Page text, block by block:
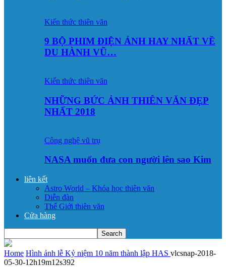
Kiến thức thiên văn
9 BỘ PHIM ĐIỆN ẢNH HAY NHẤT VỀ
DU HÀNH VŨ…
Kiến thức thiên văn
NHỮNG BỨC ẢNH THIÊN VĂN ĐẸP
NHẤT 2018
Công nghệ vũ trụ
NASA muốn đưa con người lên sao Kim
liên kết
Astro World – Khóa học thiên văn
Diễn đàn
Thế Giới thiên văn
Cửa hàng
Home Hình ảnh lễ Kỷ niệm 10 năm thành lập HAS vlcsnap-2018-
05-30-12h19m12s392